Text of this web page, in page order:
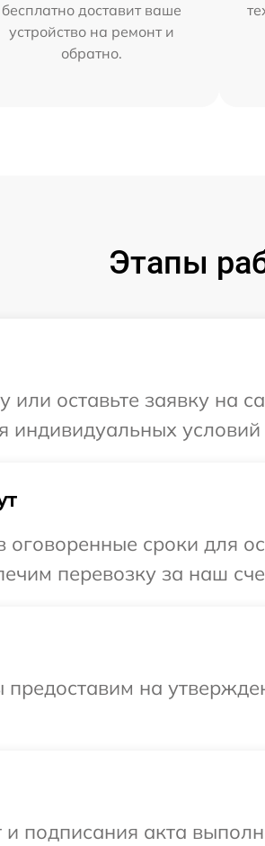
бесплатно доставит ваше
устройство на ремонт и
обратно.
Этапы
или оставьте заявку на
индивидуальных
сроки для
перевозку за наш
на
и подписания акта